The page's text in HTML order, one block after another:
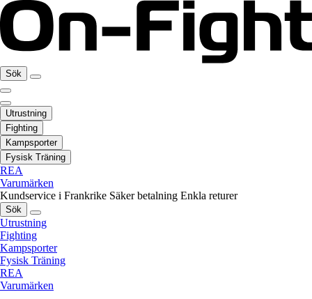
Sök
Utrustning
Fighting
Kampsporter
Fysisk Träning
REA
Varumärken
Kundservice i Frankrike Säker betalning Enkla returer
Sök
Utrustning
Fighting
Kampsporter
Fysisk Träning
REA
Varumärken